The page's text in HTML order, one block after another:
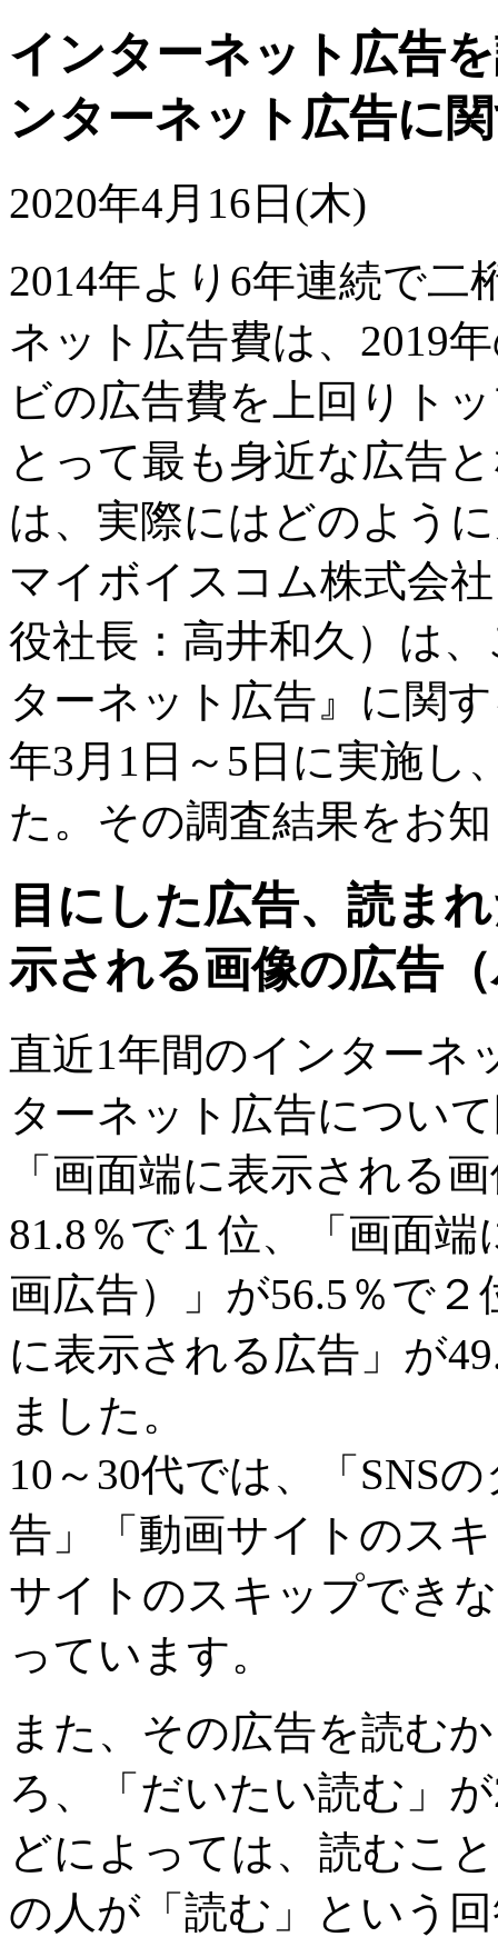
インターネット広告
ンターネット広告に
2020年4月16日(木)
2014年より6年連続で
ネット広告費は、2019
ビの広告費を上回りト
とって最も身近な広告
は、実際にはどのよう
マイボイスコム株式会
役社長：高井和久）は
ターネット広告』に関
年3月1日～5日に実施し
た。その調査結果をお
目にした広告、読ま
示される画像の広告
直近1年間のインターネ
ターネット広告につい
「画面端に表示される
81.8％で１位、「画面
画広告）」が56.5％で
に表示される広告」が
ました。
10～30代では、「SNS
告」「動画サイトのス
サイトのスキップでき
っています。
また、その広告を読む
ろ、「だいたい読む」
どによっては、読むこ
の人が「読む」という